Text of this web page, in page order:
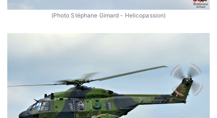
(Photo Stéphane Gimard - Helicopassion)